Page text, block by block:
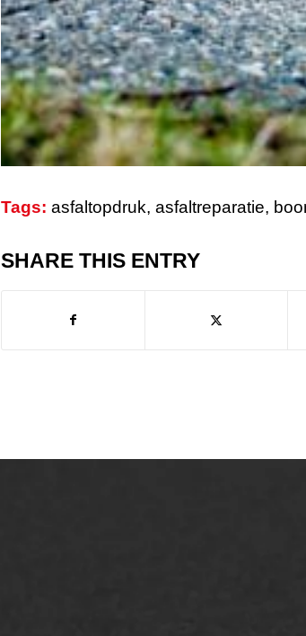
Tags: asfaltopdruk, asfaltreparatie,
SHARE THIS ENTRY